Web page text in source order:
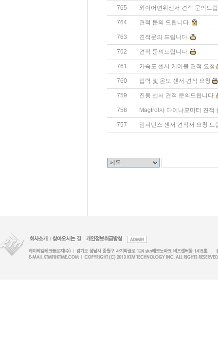
765 와이어변위센서 견적 문의드
764 견적 문의 드립니다.
763 견적문의 드립니다.
762 견적 문의드립니다.
761 가속도 센서 케이블 견적 요청
760 압력 및 온도 센서 견적 요청
759 진동 센서 견적 문의드립니다.
758 Magtrol사 다이나모미터 견적
757 임피던스 센서 견적서 요청 드